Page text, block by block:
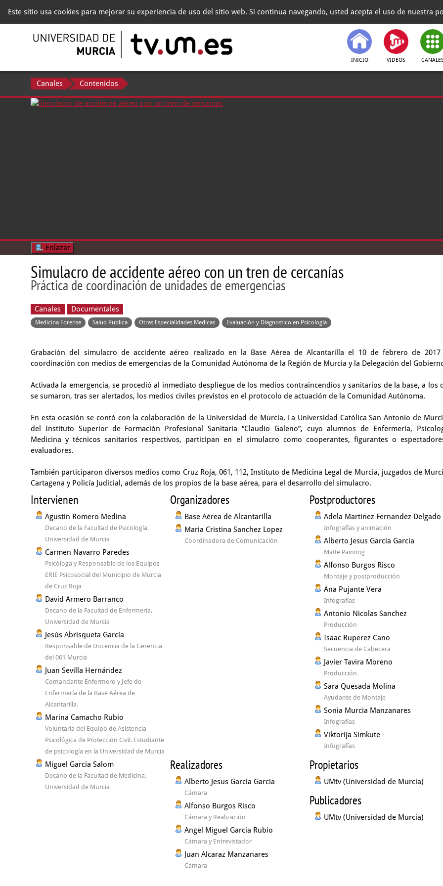
Este sitio usa cookies para mejorar su experiencia de uso del sitio web. Si continua navegando, usted acepta el uso de nuestra
INICIO VIDEOS
Canales Contenidos
Enlazar
Simulacro de accidente aéreo con un tren de cercanías
Práctica de coordinación de unidades de emergencias
Canales Documentales
Medicina Forense Salud Publica Otras Especialidades Medicas Evaluación y Diagnostico en Psicología
Grabación del simulacro de accidente aéreo realizado en la Base Aérea de Alcantarilla el 10 de febrero de 2017
coordinación con medios de emergencias de la Comunidad Autónoma de la Región de Murcia y la Delegación del
Activada la emergencia, se procedió al inmediato despliegue de los medios contraincendios y sanitarios de la base, a los
se sumaron, tras ser alertados, los medios civiles previstos en el protocolo de actuación de la Comunidad Autónoma.
En esta ocasión se contó con la colaboración de la Universidad de Murcia, La Universidad Católica San Antonio de
del Instituto Superior de Formación Profesional Sanitaria “Claudio Galeno”, cuyo alumnos de Enfermería,
Medicina y técnicos sanitarios respectivos, participan en el simulacro como cooperantes, figurantes o
evaluadores.
También participaron diversos medios como Cruz Roja, 061, 112, Instituto de Medicina Legal de Murcia, juzgados de
Cartagena y Policía Judicial, además de los propios de la base aérea, para el desarrollo del simulacro.
Intervienen
Agustin Romero Medina
Decano de la Facultad de Psicología,
Universidad de Murcia
Carmen Navarro Paredes
Psicóloga y Responsable de los Equipos
ERIE Psicosocial del Municipio de Murcia
de Cruz Roja
David Armero Barranco
Decano de la Facultad de Enfermería,
Universidad de Murcia
Jesús Abrisqueta García
Responsable de Docencia de la Gerencia
del 061 Murcia
Juan Sevilla Hernández
Comandante Enfermero y Jefe de
Enfermería de la Base Aérea de
Alcantarilla.
Marina Camacho Rubio
Voluntaria del Equipo de Asistencia
Psicológica de Protección Civil. Estudiante
de psicología en la Universidad de Murcia
Miguel Garcia Salom
Decano de la Facultad de Medicina,
Universidad de Murcia
Organizadores
Base Aérea de Alcantarilla
Maria Cristina Sanchez Lopez
Coordinadora de Comunicación
Postproductores
Adela Martinez Fernandez Delgado
Infografías y animación
Alberto Jesus Garcia Garcia
Matte Painting
Alfonso Burgos Risco
Montaje y postproducción
Ana Pujante Vera
Infografías
Antonio Nicolas Sanchez
Producción
Isaac Ruperez Cano
Secuencia de Cabecera
Javier Tavira Moreno
Producción
Sara Quesada Molina
Ayudante de Montaje
Sonia Murcia Manzanares
Infografías
Viktorija Simkute
Infografías
Realizadores
Alberto Jesus Garcia Garcia
Cámara
Alfonso Burgos Risco
Cámara y Realización
Angel Miguel Garcia Rubio
Cámara y Entrevistador
Juan Alcaraz Manzanares
Cámara
Propietarios
UMtv (Universidad de Murcia)
Publicadores
UMtv (Universidad de Murcia)